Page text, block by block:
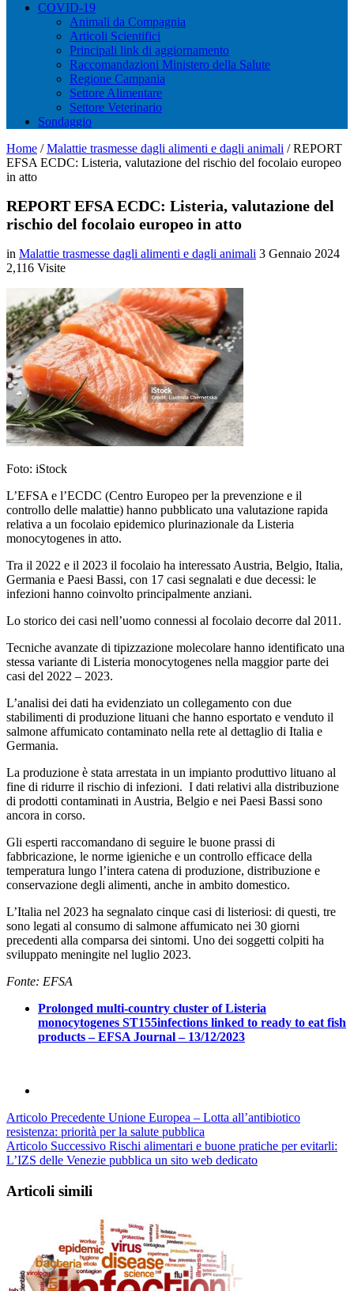
COVID-19
Animali da Compagnia
Articoli Scientifici
Principali link di aggiornamento
Raccomandazioni Ministero della Salute
Regione Campania
Settore Alimentare
Settore Veterinario
Sondaggio
Home / Malattie trasmesse dagli alimenti e dagli animali / REPORT
EFSA ECDC: Listeria, valutazione del rischio del focolaio europeo
in atto
REPORT EFSA ECDC: Listeria, valutazione del
rischio del focolaio europeo in atto
in Malattie trasmesse dagli alimenti e dagli animali 3 Gennaio 2024
2,116 Visite
Foto: iStock
L’EFSA e l’ECDC (Centro Europeo per la prevenzione e il
controllo delle malattie) hanno pubblicato una valutazione rapida
relativa a un focolaio epidemico plurinazionale da Listeria
monocytogenes in atto.
Tra il 2022 e il 2023 il focolaio ha interessato Austria, Belgio, Italia,
Germania e Paesi Bassi, con 17 casi segnalati e due decessi: le
infezioni hanno coinvolto principalmente anziani.
Lo storico dei casi nell’uomo connessi al focolaio decorre dal 2011.
Tecniche avanzate di tipizzazione molecolare hanno identificato una
stessa variante di Listeria monocytogenes nella maggior parte dei
casi del 2022 – 2023.
L’analisi dei dati ha evidenziato un collegamento con due
stabilimenti di produzione lituani che hanno esportato e venduto il
salmone affumicato contaminato nella rete al dettaglio di Italia e
Germania.
La produzione è stata arrestata in un impianto produttivo lituano al
fine di ridurre il rischio di infezioni. I dati relativi alla distribuzione
di prodotti contaminati in Austria, Belgio e nei Paesi Bassi sono
ancora in corso.
Gli esperti raccomandano di seguire le buone prassi di
fabbricazione, le norme igieniche e un controllo efficace della
temperatura lungo l’intera catena di produzione, distribuzione e
conservazione degli alimenti, anche in ambito domestico.
L’Italia nel 2023 ha segnalato cinque casi di listeriosi: di questi, tre
sono legati al consumo di salmone affumicato nei 30 giorni
precedenti alla comparsa dei sintomi. Uno dei soggetti colpiti ha
sviluppato meningite nel luglio 2023.
Fonte: EFSA
Prolonged multi-country cluster of Listeria
monocytogenes ST155infections linked to ready to eat fish
products – EFSA Journal – 13/12/2023
Articolo Precedente Unione Europea – Lotta all’antibiotico
resistenza: priorità per la salute pubblica
Articolo Successivo Rischi alimentari e buone pratiche per evitarli:
L’IZS delle Venezie pubblica un sito web dedicato
Articoli simili